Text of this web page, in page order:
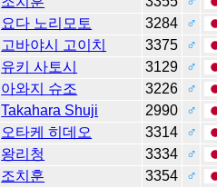
요다 노리모토 3284
♂
고바야시 고이치 3375
♂
유키 사토시 3129
♂
아와지 슈조 3226
♂
Takahara Shuji 2990
♂
오타케 히데오 3314
♂
왕리청 3334
♂
조치훈 3354
♂